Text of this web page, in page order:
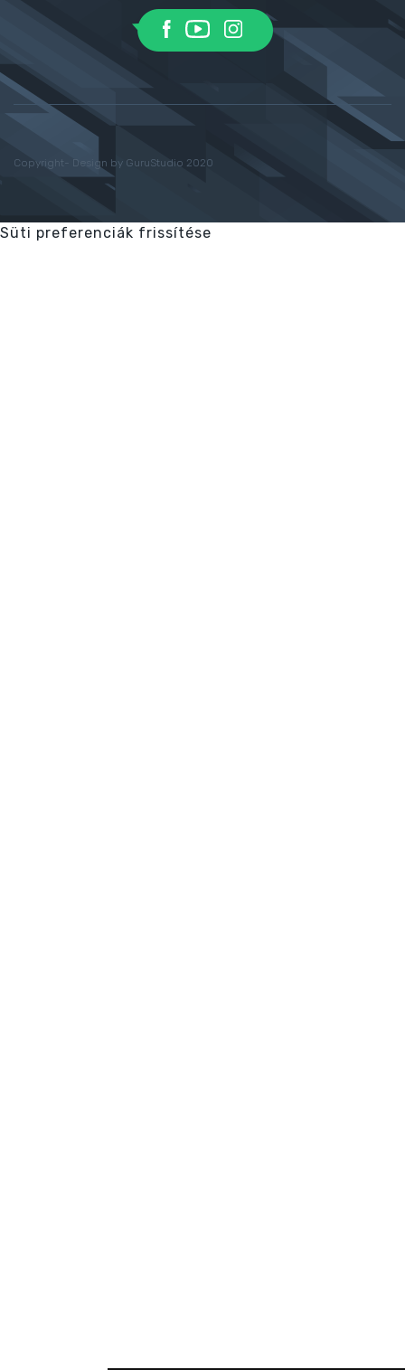
Copyright- Design by GuruStudio 2020
Süti preferenciák frissítése